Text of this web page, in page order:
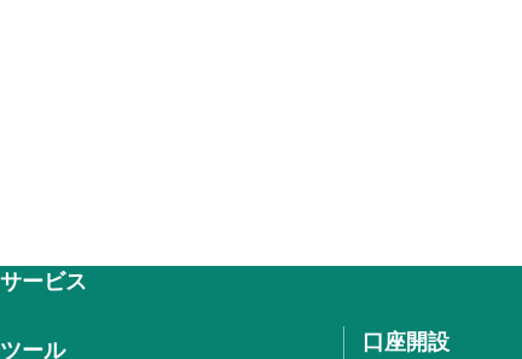
サービス
ツール 口座開設